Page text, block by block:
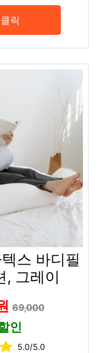
릭
스 바디필
, 그레이
69,000
인
5.0/5.0